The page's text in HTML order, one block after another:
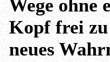
Wege ohne
Kopf frei
neues